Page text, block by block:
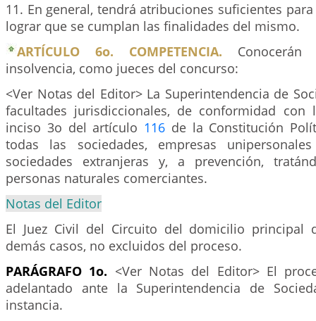
11. En general, tendrá atribuciones suficientes
lograr que se cumplan las finalidades del mismo.
ARTÍCULO 6o. COMPETENCIA.
insolvencia, como jueces del concurso:
<Ver Notas del Editor> La Superintendencia de
facultades jurisdiccionales, de conformidad
inciso 3o del artículo 116 de la Constitución
todas las sociedades, empresas
sociedades extranjeras y, a prevención,
personas naturales comerciantes.
Notas del Editor
El Juez Civil del Circuito del domicilio principal
demás casos, no excluidos del proceso.
PARÁGRAFO 1o. <Ver Notas del Editor> El
adelantado ante la Superintendencia de
instancia.